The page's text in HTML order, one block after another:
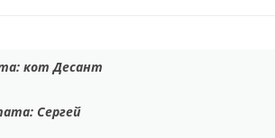
кот Десант
Сергей